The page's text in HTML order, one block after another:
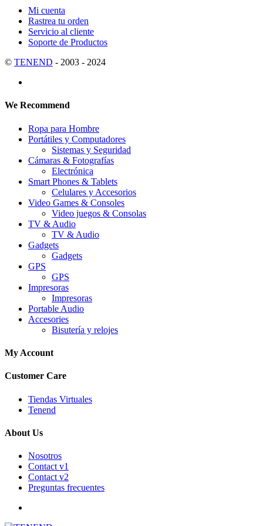
Mi cuenta
Rastrea tu orden
Servicio al cliente
Soporte de Productos
© TENEND - 2003 - 2024
We Recommend
Ropa para Hombre
Portátiles y Computadores
Sistemas y Seguridad
Cámaras & Fotografías
Electrónica
Smart Phones & Tablets
Celulares y Accesorios
Video Games & Consoles
Video juegos & Consolas
TV & Audio
TV & Audio
Gadgets
Gadgets
GPS
GPS
Impresoras
Impresoras
Portable Audio
Accesories
Bisutería y relojes
My Account
Customer Care
Tiendas Virtuales
Tenend
About Us
Nosotros
Contact v1
Contact v2
Preguntas frecuentes